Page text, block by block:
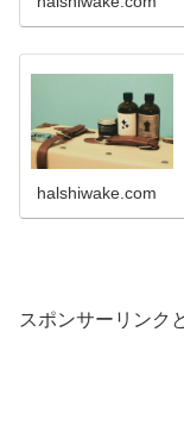
halshiwake.com
スポンサーリンク